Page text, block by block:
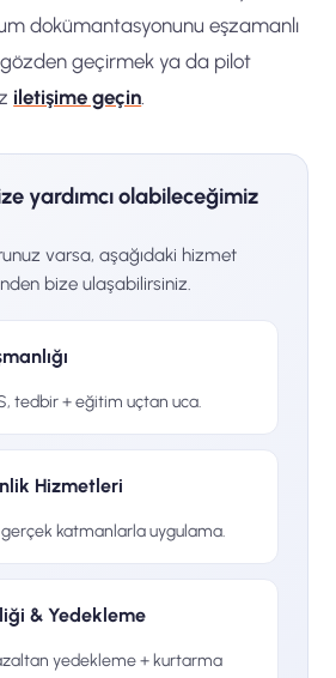
dokümantasyonunu eşzamanlı
geçirmek ya da pilot
iletişime geçin
yardımcı olabileceğimiz
varsa, aşağıdaki hizmet
bize ulaşabilirsiniz.
tedbir + eğitim uçtan uca.
Hizmetleri
katmanlarla uygulama.
& Yedekleme
yedekleme + kurtarma